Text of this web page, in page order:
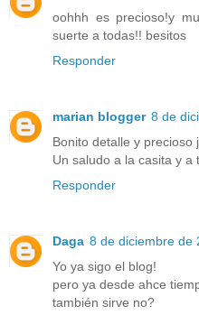
oohhh es precioso!y
suerte a todas!! besitos
Responder
marian blogger 8 de
Bonito detalle y precioso
Un saludo a la casita y a
Responder
Daga 8 de diciembre de
Yo ya sigo el blog!
pero ya desde ahce
también sirve no?